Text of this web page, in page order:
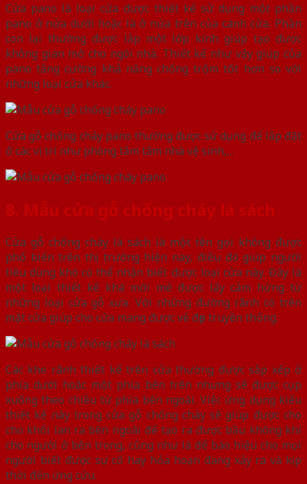
Cửa pano là loại cửa được thiết kế sử dụng một phần
pano ở nửa dưới hoặc là ở nửa trên của cánh cửa. Phần
con lại thường được lắp một lớp kính giúp tạo được
không gian mở cho ngôi nhà. Thiết kế như vậy giúp của
pano tăng cường khả năng chống trộm tốt hơn so với
những loại cửa khác.
Cửa gỗ chống cháy pano thường được sử dụng để lắp đặt
ở các vị trí như phòng tắm tắm nhà vệ sinh,…
8. Mẫu cửa gỗ chống cháy lá sách
Cửa gỗ chống cháy lá sách là một tên gọi không được
phổ biến trên thị trường hiện nay, điều đó giúp người
tiêu dùng khó có thể nhận biết được loại cửa này. Đây là
một loại thiết kế khá mới mẻ được lấy cảm hứng từ
những loại cửa gỗ xưa. Với những đường rãnh có trên
mặt cửa giúp cho cửa mang được vẻ đẹp truyền thống.
Các khe rãnh thiết kế trên cửa thường được sắp xếp ở
phía dưới hoặc một phía bên trên nhưng sẽ được cụp
xuống theo chiều từ phía bên ngoài. Việc ứng dụng kiểu
thiết kế này trong cửa gỗ chống cháy sẽ giúp được cho
cho khối lan ra bên ngoài để tạo ra được bầu không khí
cho người ở bên trong, cũng như là để báo hiệu cho mọi
người biết được sự cố hay hỏa hoạn đang xảy ra và kịp
thời đến ứng cứu.